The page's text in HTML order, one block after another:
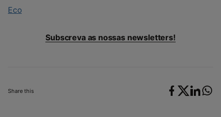
Share this
Eco
Subscreva as nossas newsletters!